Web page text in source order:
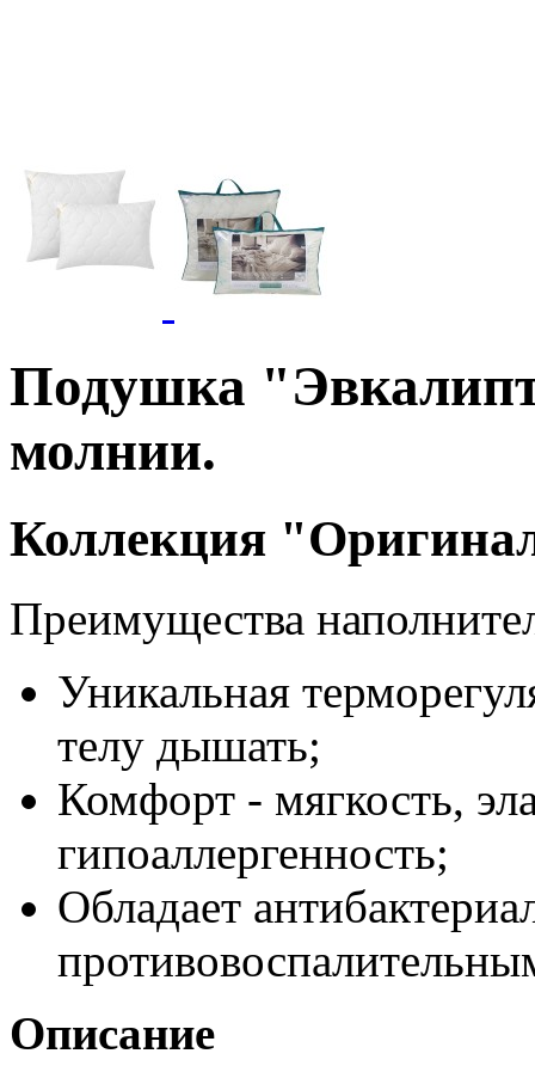
Подушка
молнии.
Коллекция
Преимущества
Уникальная
телу дышать;
Комфорт - мягкость,
гипоаллергенность;
Обладает
Описание